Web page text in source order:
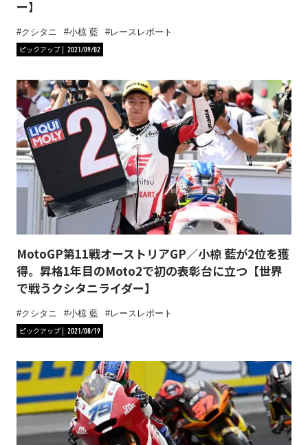
ー】
クシタニ 小椋 藍
レースレポート
ピックアップ
2021/09/02
MotoGP第11戦オーストリアGP／小椋 藍が2位を獲
得。昇格1年目のMoto2で初の表彰台に立つ【世界
で戦うクシタニライダー】
クシタニ 小椋 藍
レースレポート
ピックアップ
2021/08/19